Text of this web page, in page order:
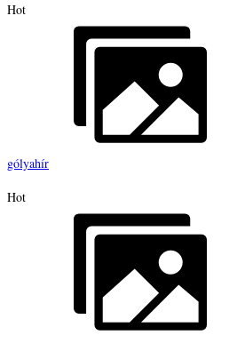
Hot
gólyahír
Hot